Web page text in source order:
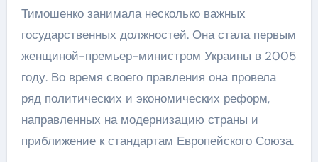
Тимошенко занимала несколько важных
государственных должностей. Она стала первым
женщиной-премьер-министром Украины в 2005
году. Во время своего правления она провела
ряд политических и экономических реформ,
направленных на модернизацию страны и
приближение к стандартам Европейского Союза.